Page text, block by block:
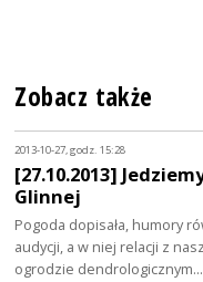
Zobacz także
2013-10-27, godz. 15:28
[27.10.2013]
Glinnej
Pogoda dopisała, humory
audycji, a w niej relacji z
ogrodzie dendrologicznym…